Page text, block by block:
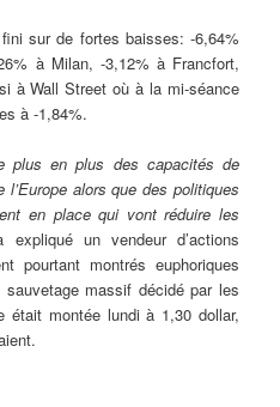
sur de fortes baisses: -6,64%
à Milan, -3,12% à Francfort,
à Wall Street où à la mi-séance
à -1,84%.
plus en plus des capacités de
alors que des politiques
en place qui vont réduire les
expliqué un vendeur d’actions
pourtant montrés euphoriques
massif décidé par les
était montée lundi à 1,30 dollar,